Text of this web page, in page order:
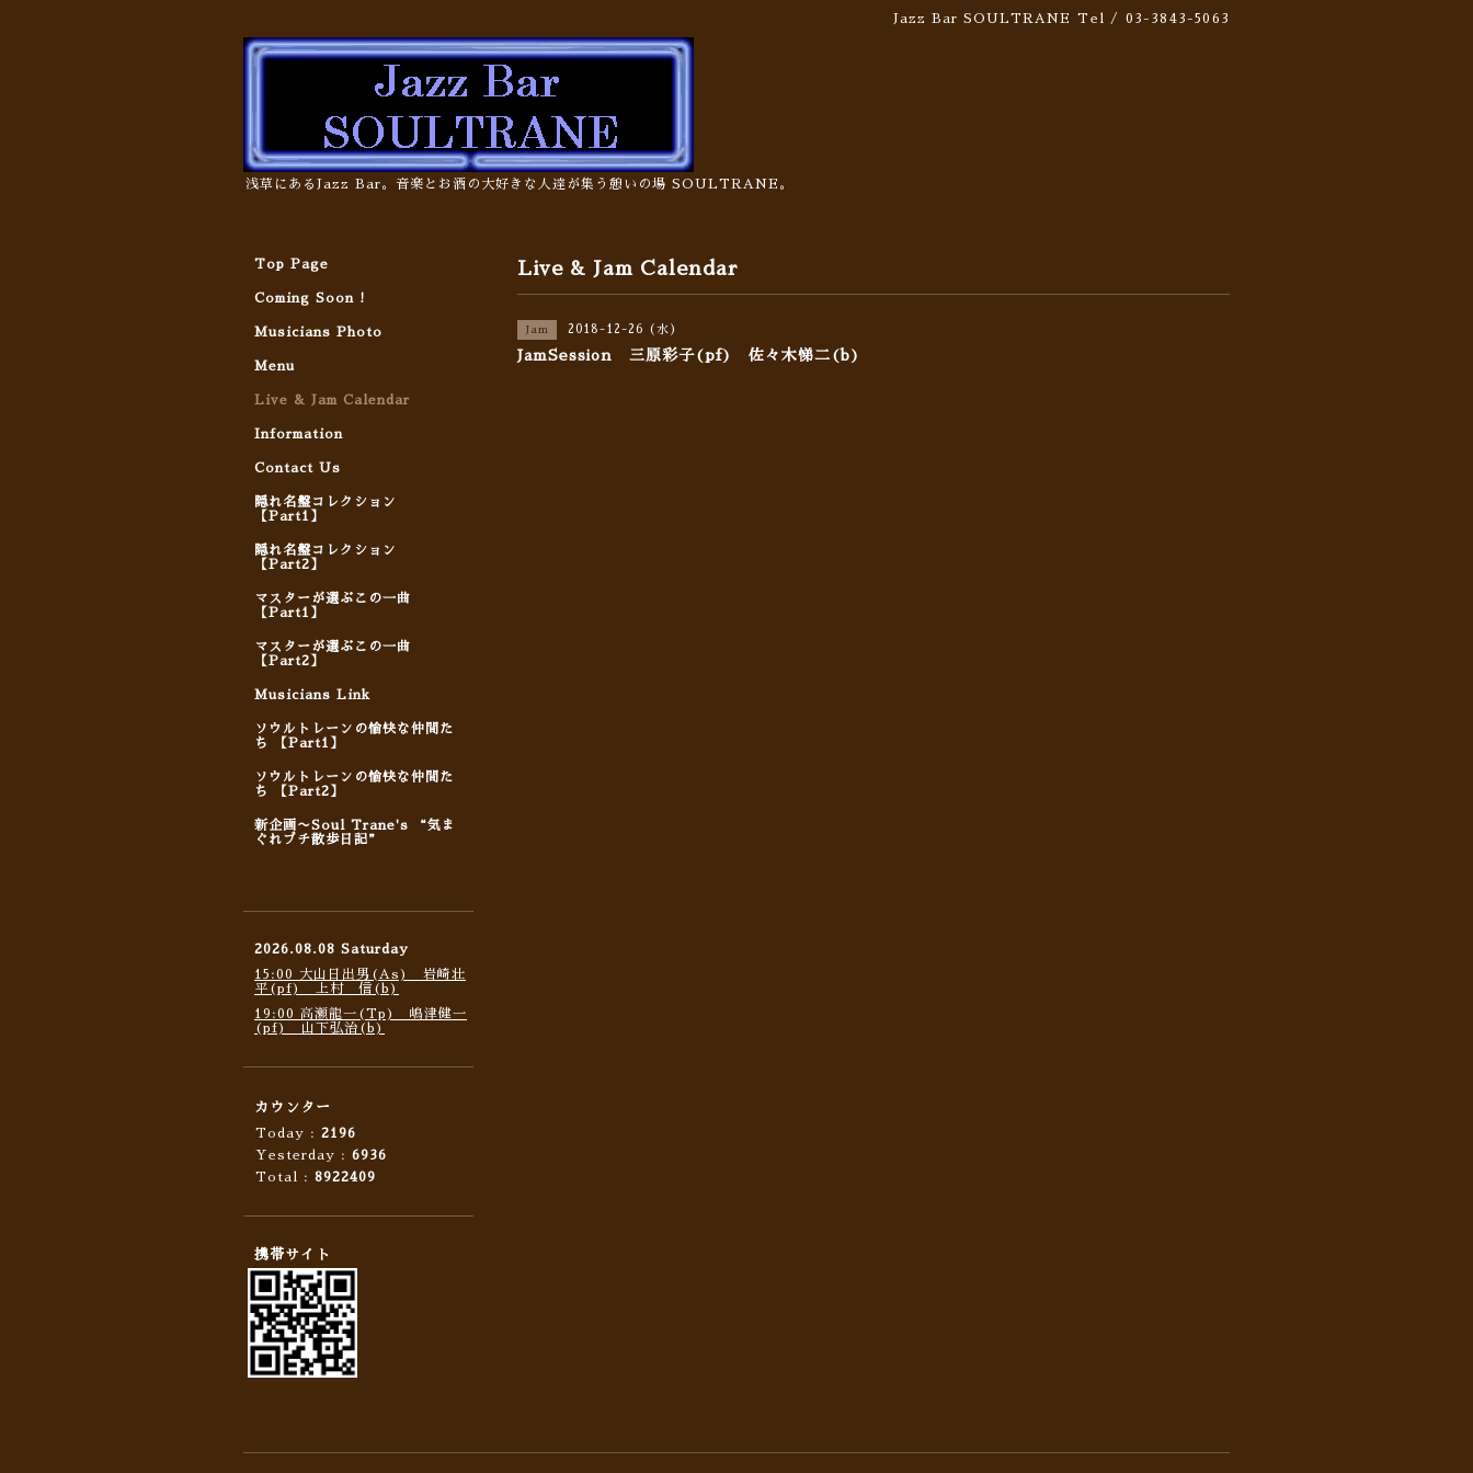
Jazz Bar SOULTRANE Tel / 03-3843-5063
浅草にあるJazz Bar。音楽とお酒の大好きな人達が集う憩いの場 SOULTRANE。
Live & Jam Calendar
Jam 2018-12-26 (水)
JamSession 三原彩子(pf) 佐々木悌二(b)
Top Page
Coming Soon !
Musicians Photo
Menu
Live & Jam Calendar
Information
Contact Us
隠れ名盤コレクション
【Part1】
隠れ名盤コレクション
【Part2】
マスターが選ぶこの一曲
【Part1】
マスターが選ぶこの一曲
【Part2】
Musicians Link
ソウルトレーンの愉快な仲間た
ち 【Part1】
ソウルトレーンの愉快な仲間た
ち 【Part2】
新企画〜Soul Trane's “気ま
ぐれプチ散歩日記”
2026.08.08 Saturday
15:00 大山日出男(As) 岩崎壮
平(pf) 上村 信(b)
19:00 高瀬龍一(Tp) 嶋津健一
(pf) 山下弘治(b)
カウンター
Today : 2196
Yesterday : 6936
Total : 8922409
携帯サイト